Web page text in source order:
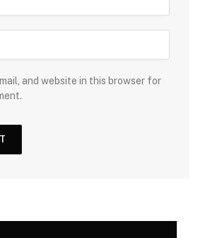
and website in this browser for